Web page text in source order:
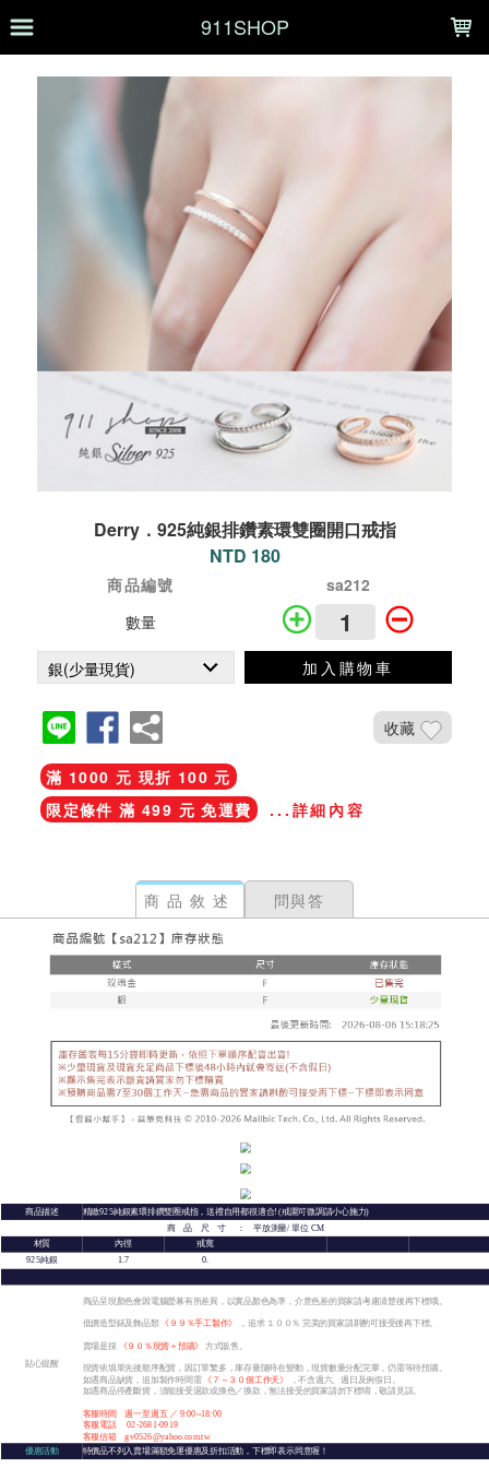
911SHOP
Derry．925純銀排鑽素環雙圈開口戒指
NTD 180
商品編號
sa212
數量
加入購物車
收藏
滿 1000 元 現折 100 元
限定條件 滿 499 元 免運費
...詳細內容
商品敘述 問與答